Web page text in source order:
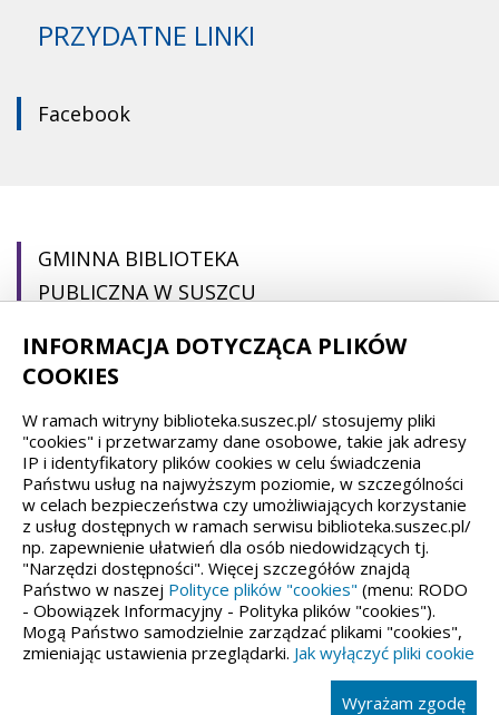
PRZYDATNE LINKI
Facebook
GMINNA BIBLIOTEKA
PUBLICZNA W SUSZCU
pl. Ogrodowa 22
43-267 Suszec
(32) 44 88 692
gbp@suszec.pl
gbpsuszec@gmail.com
Spełniamy standardy dostępności oraz W3C
Wykonanie, obługa, opieka: Interaktywna Polska
INFORMACJA DOTYCZĄCA PLIKÓW
COOKIES
W ramach witryny biblioteka.suszec.pl/ stosujemy pliki
"cookies" i przetwarzamy dane osobowe, takie jak adresy
IP i identyfikatory plików cookies w celu świadczenia
Państwu usług na najwyższym poziomie, w szczególności
w celach bezpieczeństwa czy umożliwiających korzystanie
z usług dostępnych w ramach serwisu biblioteka.suszec.pl/
np. zapewnienie ułatwień dla osób niedowidzących tj.
"Narzędzi dostępności". Więcej szczegółów znajdą
Państwo w naszej Polityce plików "cookies" (menu: RODO
- Obowiązek Informacyjny - Polityka plików "cookies").
Mogą Państwo samodzielnie zarządzać plikami "cookies",
zmieniając ustawienia przeglądarki. Jak wyłączyć pliki cookie
Wyrażam zgodę